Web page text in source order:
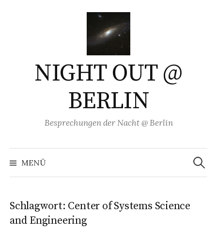
NIGHT OUT @
BERLIN
Besprechungen der Nacht @ Berlin
MENÜ
Suchen
nach:
Schlagwort: Center of Systems Science
and Engineering